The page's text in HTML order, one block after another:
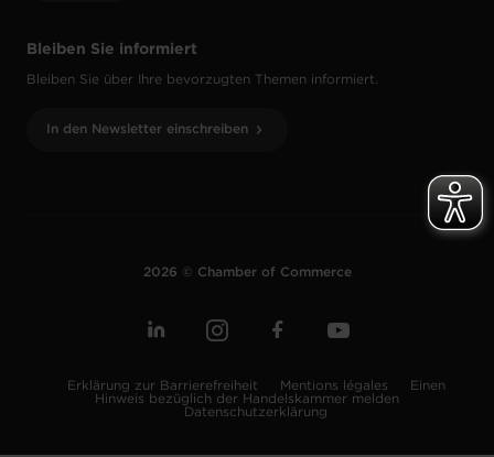
Bleiben Sie informiert
Bleiben Sie über Ihre bevorzugten Themen informiert.
In den Newsletter einschreiben
2026 © Chamber of Commerce
Erklärung zur Barrierefreiheit Mentions légales
Einen
Hinweis bezüglich der Handelskammer melden
Datenschutzerklärung